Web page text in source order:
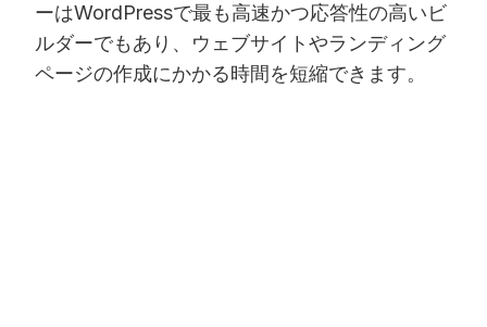
ーはWordPressで最も高速かつ応答性の高いビ
ルダーでもあり、ウェブサイトやランディング
ページの作成にかかる時間を短縮できます。